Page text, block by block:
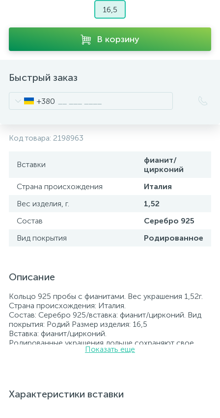
16,5
В корзину
Быстрый заказ
+380
Код товара: 2198963
Вставки
фианит/
цирконий
Страна происхождения
Италия
Вес изделия, г.
1,52
Состав
Серебро 925
Вид покрытия
Родированное
Описание
Кольцо 925 пробы с фианитами. Вес украшения 1,52г.
Страна происхождения: Италия.
Состав: Серебро 925/вставка: фианит/цирконий. Вид
покрытия: Родий Размер изделия: 16,5
Вставка: фианит/цирконий.
Родированные украшения дольше сохраняют свое
первоначальное состояние, а именно цвет и блеск
Украины, на всех изделиях стоит соответствующая
проба. К каждому ювелирному украшению
Показать еще
Характеристики вставки